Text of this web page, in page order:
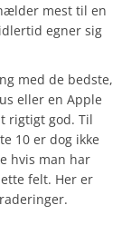
mest til en
egner sig
med de bedste,
eller en Apple
rigtigt god. Til
10 er dog ikke
hvis man har
felt. Her er